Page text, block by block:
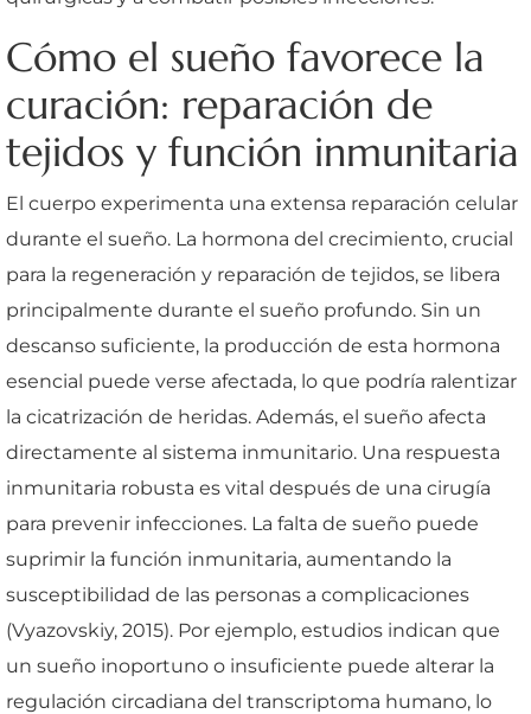
Cómo el sueño favorece la
curación: reparación de
tejidos y función inmunitaria
El cuerpo experimenta una extensa reparación celular
durante el sueño. La hormona del crecimiento, crucial
para la regeneración y reparación de tejidos, se libera
principalmente durante el sueño profundo. Sin un
descanso suficiente, la producción de esta hormona
esencial puede verse afectada, lo que podría ralentizar
la cicatrización de heridas. Además, el sueño afecta
directamente al sistema inmunitario. Una respuesta
inmunitaria robusta es vital después de una cirugía
para prevenir infecciones. La falta de sueño puede
suprimir la función inmunitaria, aumentando la
susceptibilidad de las personas a complicaciones
(Vyazovskiy, 2015). Por ejemplo, estudios indican que
un sueño inoportuno o insuficiente puede alterar la
regulación circadiana del transcriptoma humano, lo